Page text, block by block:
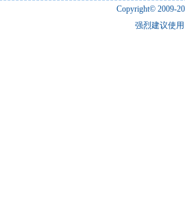
Copyright© 2009-
强烈建议使